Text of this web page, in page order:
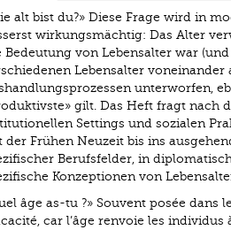
alt bist du?» Diese Frage wird in
wirkungsmächtig: Das Alter
Bedeutung von Lebensalter war
Lebensalter
unterworfen,
gilt. Das Heft fragt nach
Settings und sozialen
der Frühen Neuzeit bis ins
Berufsfelder, in
Konzeptionen von
âge as-tu ?» Souvent posée dans
car l’âge renvoie les individus